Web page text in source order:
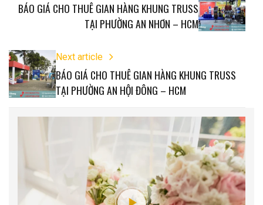
BÁO GIÁ CHO THUÊ GIAN HÀNG KHUNG TRUSS
TẠI PHƯỜNG AN NHƠN – HCM
Next article
BÁO GIÁ CHO THUÊ GIAN HÀNG KHUNG TRUSS
TẠI PHƯỜNG AN HỘI ĐÔNG – HCM